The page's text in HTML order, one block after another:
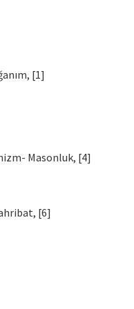
[1]
Masonluk, [4]
[6]